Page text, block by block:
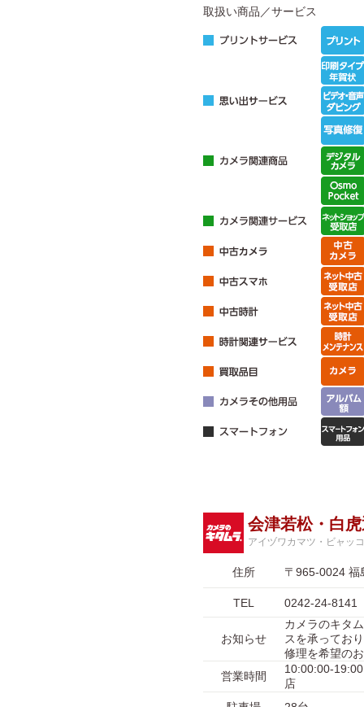
取扱い商品／サービス
会津若松・白
アイヅワカマツ・ビャッ
住所 〒965-0024 福
TEL 0242-24-8141
お知らせ
カメラのキタ
スを承ってお
修理を希望の
営業時間
10:00:00-
店